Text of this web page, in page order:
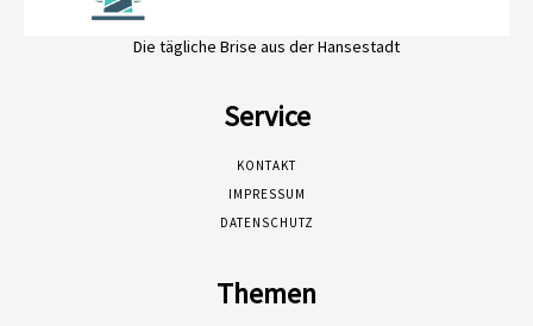
Die tägliche Brise aus der Hansestadt
Service
KONTAKT
IMPRESSUM
DATENSCHUTZ
Themen